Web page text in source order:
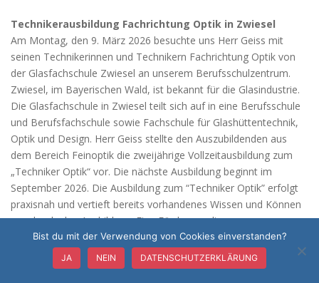
Technikerausbildung Fachrichtung Optik in Zwiesel
Am Montag, den 9. März 2026 besuchte uns Herr Geiss mit
seinen Technikerinnen und Technikern Fachrichtung Optik von
der Glasfachschule Zwiesel an unserem Berufsschulzentrum.
Zwiesel, im Bayerischen Wald, ist bekannt für die Glasindustrie.
Die Glasfachschule in Zwiesel teilt sich auf in eine Berufsschule
und Berufsfachschule sowie Fachschule für Glashüttentechnik,
Optik und Design. Herr Geiss stellte den Auszubildenden aus
dem Bereich Feinoptik die zweijährige Vollzeitausbildung zum
„Techniker Optik“ vor. Die nächste Ausbildung beginnt im
September 2026. Die Ausbildung zum “Techniker Optik” erfolgt
praxisnah und vertieft bereits vorhandenes Wissen und Können
aus der dualen Ausbildung. Eine Förderung dieser
WEITERLESEN
Bist du mit der Verwendung von Cookies einverstanden?
JA NEIN DATENSCHUTZERKLÄRUNG